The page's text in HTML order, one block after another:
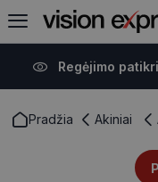
Regėjimo
Pradžia Akiniai